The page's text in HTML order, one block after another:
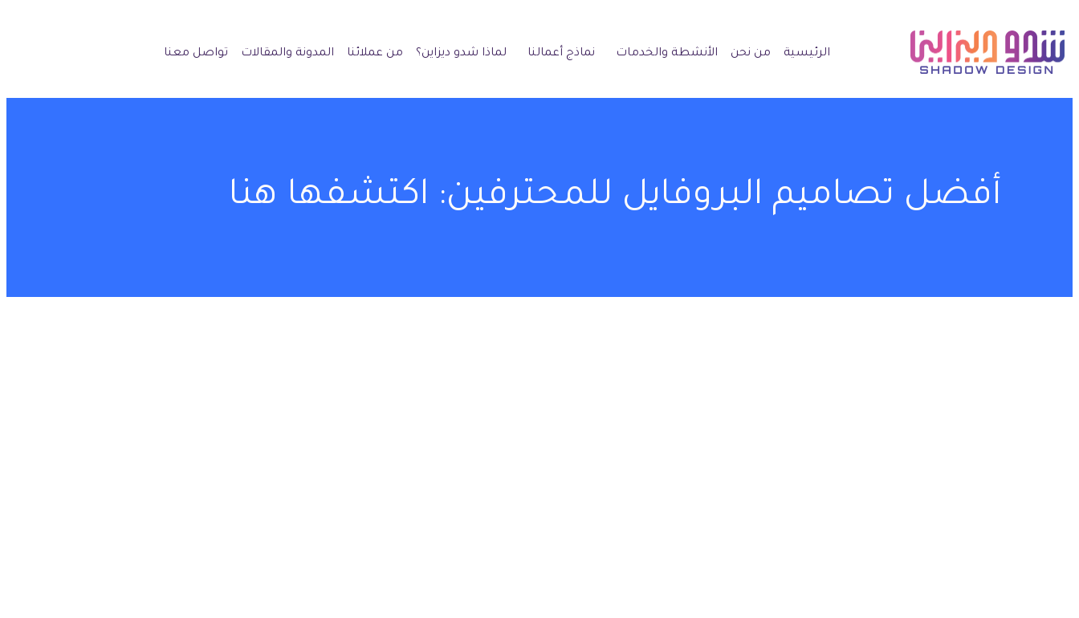
الرئيسية من نحن الأنشطة والخدمات نماذج أعمالنا لماذا شدو ديزاين؟ من عملائنا المدونة والمقالات تواصل معنا
أفضل تصاميم البروفايل للمحترفين: اكتشفها هنا